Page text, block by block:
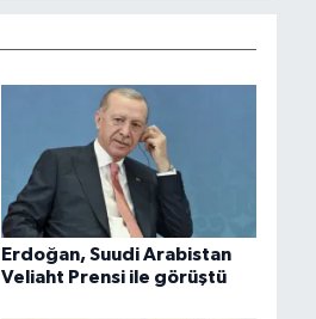
Erdoğan, Suudi Arabistan
Veliaht Prensi ile görüştü